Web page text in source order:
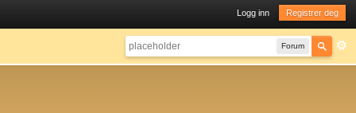
Logg inn Registrer deg
Forum